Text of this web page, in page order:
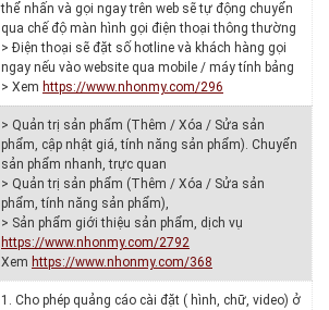
thể nhấn và gọi ngay trên web sẽ tự động chuyển
qua chế độ màn hình gọi điện thoại thông thường
> Điện thoại sẽ đặt số hotline và khách hàng gọi
ngay nếu vào website qua mobile / máy tính bảng
> Xem https://www.nhonmy.com/296
> Quản trị sản phẩm (Thêm / Xóa / Sửa sản
phẩm, cập nhật giá, tính năng sản phẩm). Chuyển
sản phẩm nhanh, trực quan
> Quản trị sản phẩm (Thêm / Xóa / Sửa sản
phẩm, tính năng sản phẩm),
> Sản phẩm giới thiệu sản phẩm, dịch vụ
https://www.nhonmy.com/2792
Xem https://www.nhonmy.com/368
1. Cho phép quảng cáo cài đặt ( hình, chữ, video) ở